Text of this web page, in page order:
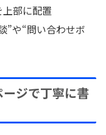
部に配置
”や“問い合わせボ
ジで丁寧に書